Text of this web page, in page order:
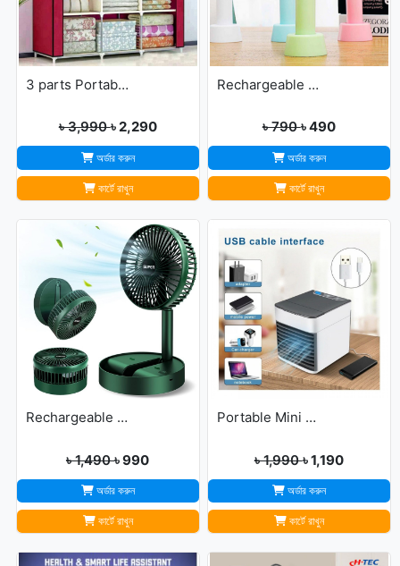
3 parts Portable Wardrobe cloth storage
৳ 3,990৳ 2,290
অর্ডার করুন
কার্টে রাখুন
Rechargeable Ultra Lightweight Handheld 3-Speed Mini USB Fan
৳ 790৳ 490
অর্ডার করুন
কার্টে রাখুন
Rechargeable portable Telescopic Table Fan
৳ 1,490৳ 990
অর্ডার করুন
কার্টে রাখুন
Portable Mini USB Air Cooler with 7 Colors LED lights for Office/Home
৳ 1,990৳ 1,190
অর্ডার করুন
কার্টে রাখুন